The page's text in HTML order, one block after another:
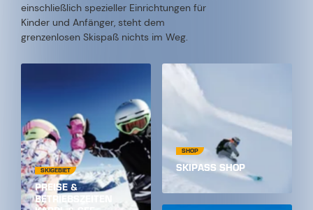
einschließlich spezieller Einrichtungen für
Kinder und Anfänger, steht dem
grenzenlosen Skispaß nichts im Weg.
SKIGEBIET
PREISE &
BETRIEBSZEITEN
SHOP
SKIPASS SHOP